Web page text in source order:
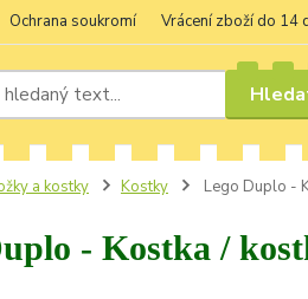
Ochrana soukromí Vrácení zboží do 14
a kostky Kostky Lego Duplo -
- Kostka /